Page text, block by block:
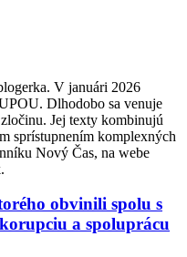
V januári 2026
Dlhodobo sa venuje
Jej texty kombinujú
sprístupnením komplexných
Nový Čas, na webe
obvinili spolu s
a spoluprácu